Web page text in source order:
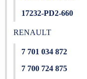
17232-PD2-660
RENAULT
7 701 034 872
7 700 724 875